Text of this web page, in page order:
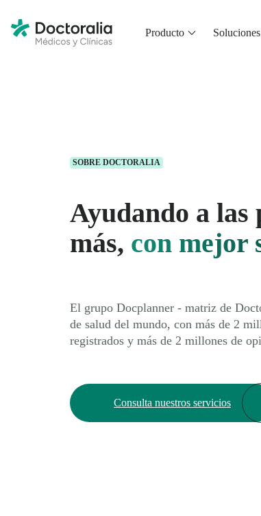
Producto Soluciones
SOBRE DOCTORALIA
Ayudando a las
más, con mejor
El grupo Docplanner - matriz de
de salud del mundo, con más de 2
registrados y más de 2 millones de
Consulta nuestros servicios